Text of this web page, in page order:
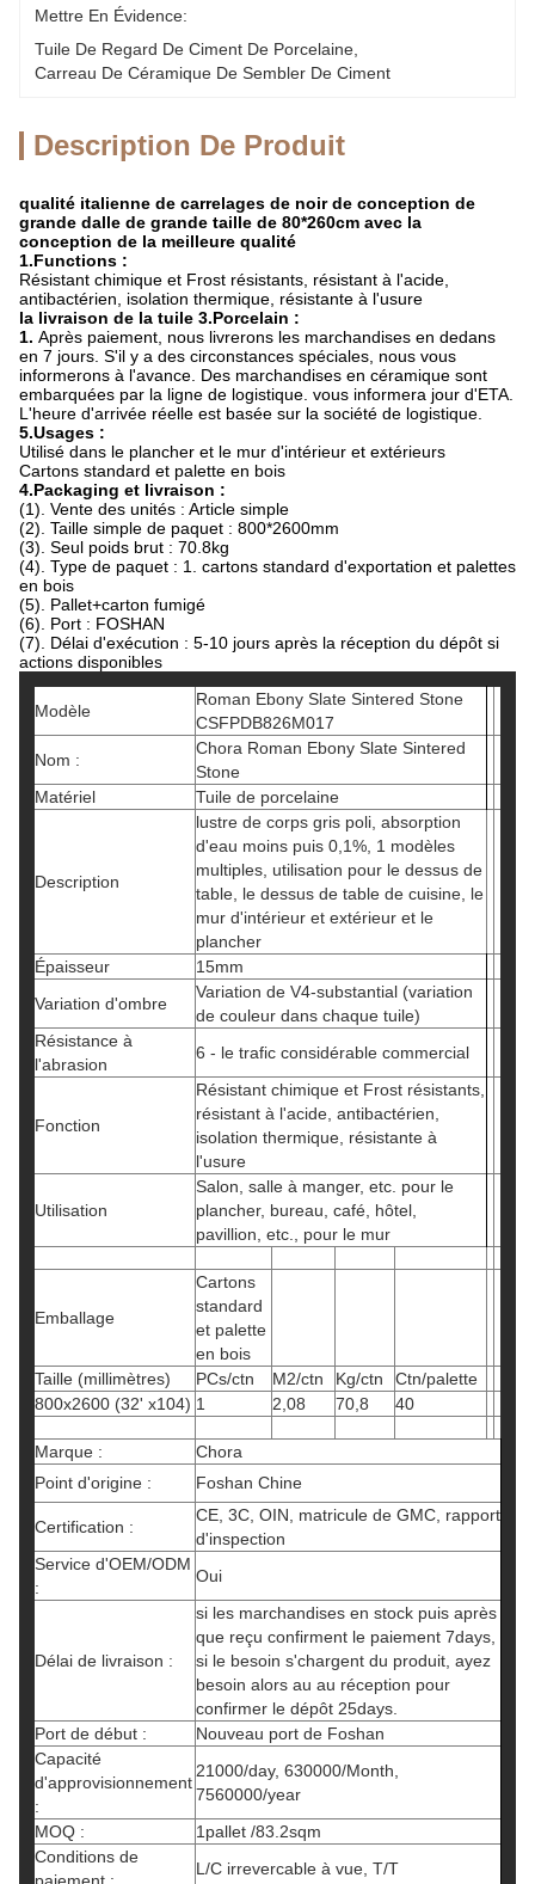
Mettre En Évidence:
Tuile De Regard De Ciment De Porcelaine
Carreau De Céramique De Sembler De Ciment
Description De Produit
qualité italienne de carrelages de noir de conception de
grande dalle de grande taille de 80*260cm avec la
conception de la meilleure qualité
1.Functions :
Résistant chimique et Frost résistants, résistant à l'acide,
antibactérien, isolation thermique, résistante à l'usure
la livraison de la tuile 3.Porcelain :
1. Après paiement, nous livrerons les marchandises en dedans
en 7 jours. S'il y a des circonstances spéciales, nous vous
informerons à l'avance. Des marchandises en céramique sont
embarquées par la ligne de logistique. vous informera jour d'ETA.
L'heure d'arrivée réelle est basée sur la société de logistique.
5.Usages :
Utilisé dans le plancher et le mur d'intérieur et extérieurs
Cartons standard et palette en bois
4.Packaging et livraison :
(1). Vente des unités : Article simple
(2). Taille simple de paquet : 800*2600mm
(3). Seul poids brut : 70.8kg
(4). Type de paquet : 1. cartons standard d'exportation et palettes
en bois
(5). Pallet+carton fumigé
(6). Port : FOSHAN
(7). Délai d'exécution : 5-10 jours après la réception du dépôt si
actions disponibles
Modèle
Roman Ebony Slate Sintered Stone
CSFPDB826M017
Nom :
Chora Roman Ebony Slate Sintered
Stone
Matériel
Tuile de porcelaine
Description
lustre de corps gris poli, absorption
d'eau moins puis 0,1%, 1 modèles
multiples, utilisation pour le dessus de
table, le dessus de table de cuisine, le
mur d'intérieur et extérieur et le
plancher
Épaisseur
15mm
Variation d'ombre
Variation de V4-substantial (variation
de couleur dans chaque tuile)
Résistance à
l'abrasion
6 - le trafic considérable commercial
Fonction
Résistant chimique et Frost résistants,
résistant à l'acide, antibactérien,
isolation thermique, résistante à
l'usure
Utilisation
Salon, salle à manger, etc. pour le
plancher, bureau, café, hôtel,
pavillion, etc., pour le mur
Emballage
Cartons
standard
et palette
en bois
Taille (millimètres)
PCs/ctn M2/ctn Kg/ctn
Ctn/palette
800x2600 (32' x104) 1 2,08 70,8 40
Marque :
Chora
Point d'origine :
Foshan Chine
Certification :
CE, 3C, OIN, matricule de GMC, rapport
d'inspection
Service d'OEM/ODM
:
Oui
Délai de livraison :
si les marchandises en stock puis après
que reçu confirment le paiement 7days,
si le besoin s'chargent du produit, ayez
besoin alors au au réception pour
confirmer le dépôt 25days.
Port de début :
Nouveau port de Foshan
Capacité
d'approvisionnement
:
21000/day, 630000/Month,
7560000/year
MOQ :
1pallet /83.2sqm
Conditions de
L/C irrevercable à vue, T/T